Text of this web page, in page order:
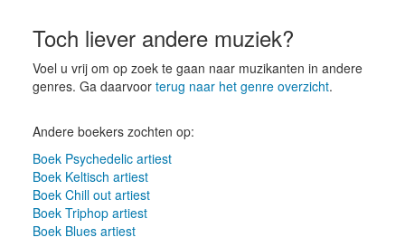
Toch liever andere muziek?
Voel u vrij om op zoek te gaan naar muzikanten in andere
genres. Ga daarvoor terug naar het genre overzicht.
Andere boekers zochten op:
Boek Psychedelic artiest
Boek Keltisch artiest
Boek Chill out artiest
Boek Triphop artiest
Boek Blues artiest